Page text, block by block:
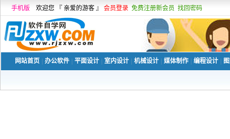
手机版 欢迎您 『 亲爱的游客 』 会员登录 免费注册新会员 找回密码
网站首页 办公软件 平面设计 室内设计 机械设计 媒体制作 编程设计